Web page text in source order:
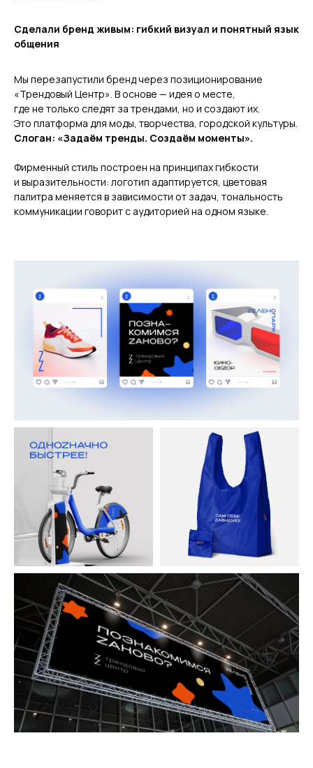
Сделали бренд живым: гибкий визуал и понятный язык
общения
Мы перезапустили бренд через позиционирование
«Трендовый Центр». В основе — идея о месте,
где не только следят за трендами, но и создают их.
Это платформа для моды, творчества, городской культуры.
Слоган: «Задаём тренды. Создаём моменты».
Фирменный стиль построен на принципах гибкости
и выразительности: логотип адаптируется, цветовая
палитра меняется в зависимости от задач, тональность
коммуникации говорит с аудиторией на одном языке.